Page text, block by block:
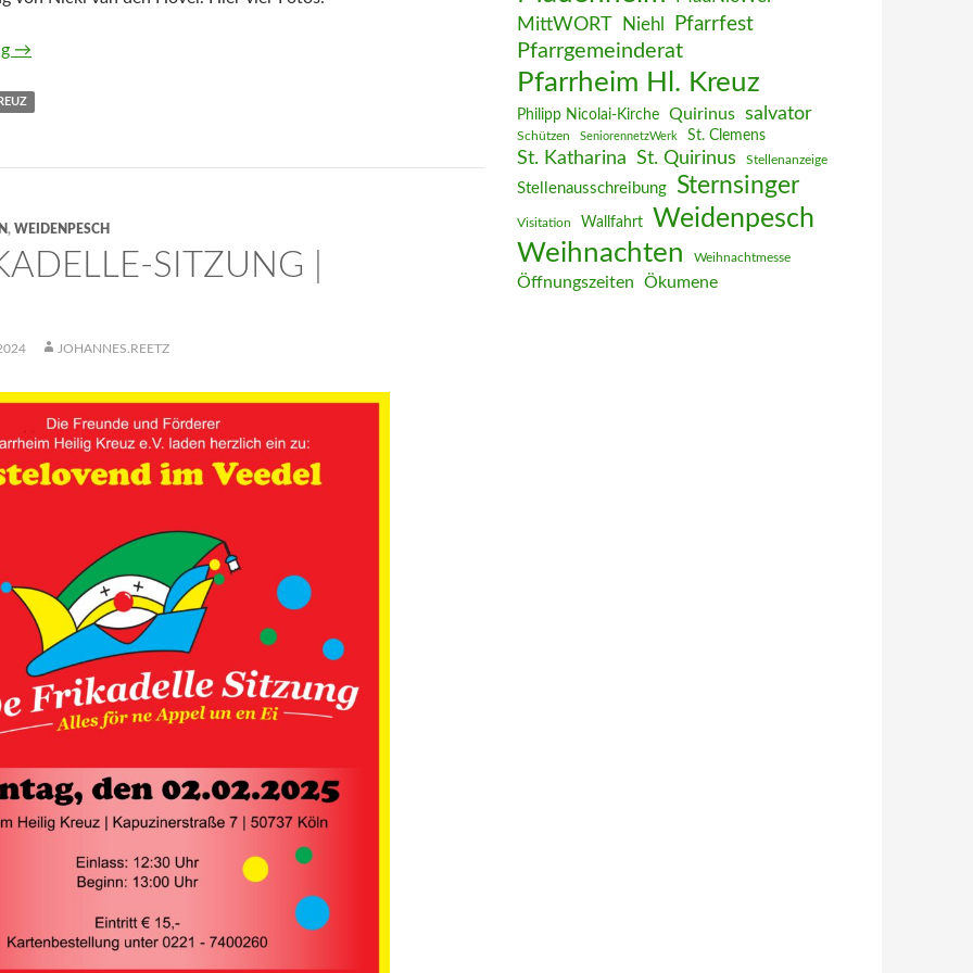
Seniorennachmittag im Pfarrheim Hl. Kreuz
→
, WEIDENPESCH
SITZUNG |
JOHANNES.REETZ
MittWORT Niehl Pfarrfest
Pfarrgemeinderat
Pfarrheim Hl. Kreuz
Philipp Nicolai-Kirche Quirinus salvator
Schützen SeniorennetzWerk St. Clemens
St. Katharina St. Quirinus Stellenanzeige
Stellenausschreibung Sternsinger
Visitation Wallfahrt Weidenpesch
Weihnachten Weihnachtmesse
Öffnungszeiten Ökumene